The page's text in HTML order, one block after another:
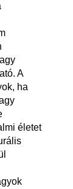
A
ha
életet